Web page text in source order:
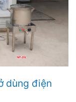
dùng điện